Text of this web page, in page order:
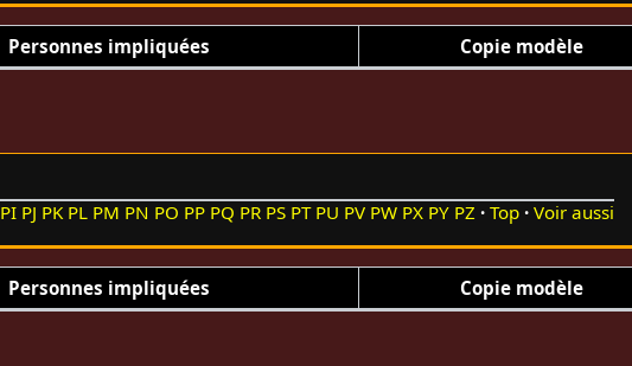
Personnes impliquées Copie modèle
PI PJ PK PL PM PN PO PP PQ PR PS PT PU PV PW PX PY PZ Top Voir aussi
Personnes impliquées Copie modèle